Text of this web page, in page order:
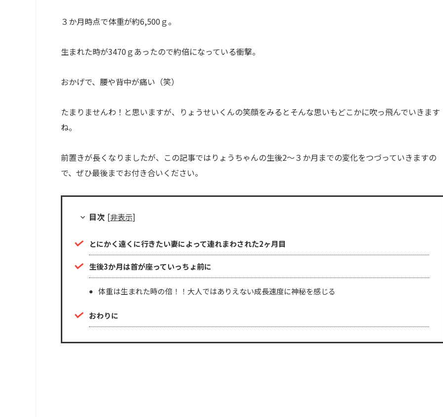
３か月時点で体重が約6,500ｇ。
生まれた時が3470ｇあったので約倍になっている衝撃。
おかげで、腰や背中が痛い（笑）
たまりませんわ！と思いますが、りょうせいくんの笑顔をみるとそんな思いもどこかに吹っ飛んでいきます
ね。
前置きが長くなりましたが、この記事ではりょうちゃんの生後2～３か月までの変化をつづっていきますの
で、ぜひ最後までお付き合いください。
目次 [非表示]
とにかく遠くに行きたい妻によって連れまわされた2ヶ月目
生後3か月は首が座っていっちょ前に
体重は生まれた時の倍！！大人ではありえない成長速度に神秘を感じる
おわりに